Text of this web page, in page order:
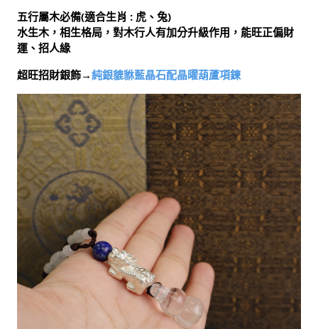
五行屬木必備(適合生肖 : 虎、兔)
水生木，相生格局，對木行人有加分升級作用，能旺正偏財
運、招人緣
超旺招財銀飾→純銀貔貅藍晶石配晶曜葫蘆項鍊